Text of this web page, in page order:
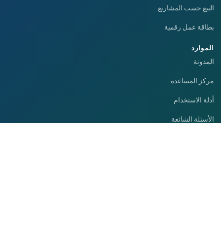
البيع حسب المشاريع
بطاقة عمل رقمية
الموارد
المدونة
مركز المساعدة
أدلة الاستخدام
الأسئلة الشائعة